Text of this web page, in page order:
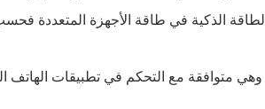
الطاقة الذكية في طاقة الأجهزة المتعددة